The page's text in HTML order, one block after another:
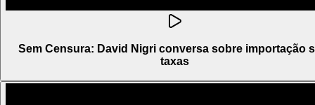
Sem Censura: David Nigri conversa sobre importação
taxas